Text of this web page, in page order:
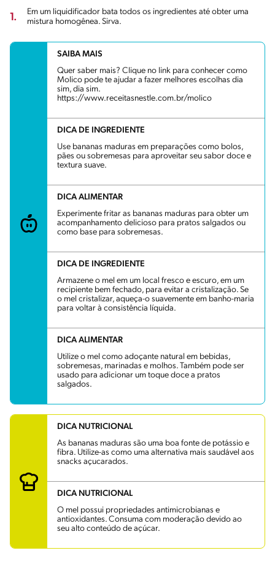
1.
Em um liquidificador bata todos os ingredientes até obter uma
mistura homogênea. Sirva.
SAIBA MAIS
Quer saber mais? Clique no link para conhecer como
Molico pode te ajudar a fazer melhores escolhas dia
sim, dia sim.
https://www.receitasnestle.com.br/molico
DICA DE INGREDIENTE
Use bananas maduras em preparações como bolos,
pães ou sobremesas para aproveitar seu sabor doce e
textura suave.
DICA ALIMENTAR
Experimente fritar as bananas maduras para obter um
acompanhamento delicioso para pratos salgados ou
como base para sobremesas.
DICA DE INGREDIENTE
Armazene o mel em um local fresco e escuro, em um
recipiente bem fechado, para evitar a cristalização. Se
o mel cristalizar, aqueça-o suavemente em banho-maria
para voltar à consistência líquida.
DICA ALIMENTAR
Utilize o mel como adoçante natural em bebidas,
sobremesas, marinadas e molhos. Também pode ser
usado para adicionar um toque doce a pratos
salgados.
DICA NUTRICIONAL
As bananas maduras são uma boa fonte de potássio e
fibra. Utilize-as como uma alternativa mais saudável aos
snacks açucarados.
DICA NUTRICIONAL
O mel possui propriedades antimicrobianas e
antioxidantes. Consuma com moderação devido ao
seu alto conteúdo de açúcar.